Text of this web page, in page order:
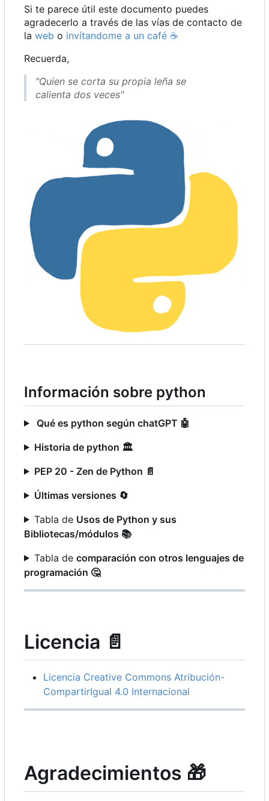
Si te parece útil este documento puedes
agradecerlo a través de las vías de contacto de
la web o invítandome a un café ☕
Recuerda,
"Quien se corta su propia leña se
calienta dos veces"
Información sobre python
Qué es python según chatGPT 🤖
Historia de python 🏛️
PEP 20 - Zen de Python 📄
Últimas versiones 🔄
Tabla de Usos de Python y sus
Bibliotecas/módulos 📚
Tabla de comparación con otros lenguajes de
programación 🤔
Licencia 📄
Licencia Creative Commons Atribución-
CompartirIgual 4.0 Internacional
Agradecimientos 🎁